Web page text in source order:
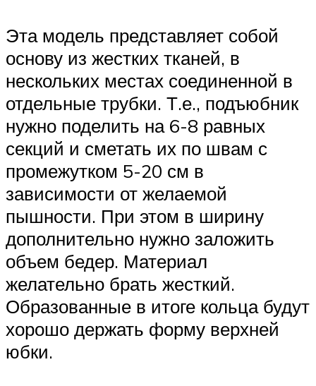
Эта модель представляет собой
основу из жестких тканей, в
нескольких местах соединенной в
отдельные трубки. Т.е., подъюбник
нужно поделить на 6-8 равных
секций и сметать их по швам с
промежутком 5-20 см в
зависимости от желаемой
пышности. При этом в ширину
дополнительно нужно заложить
объем бедер. Материал
желательно брать жесткий.
Образованные в итоге кольца будут
хорошо держать форму верхней
юбки.